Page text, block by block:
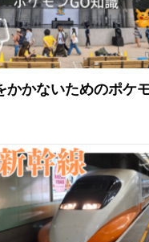
かかないためのポケ